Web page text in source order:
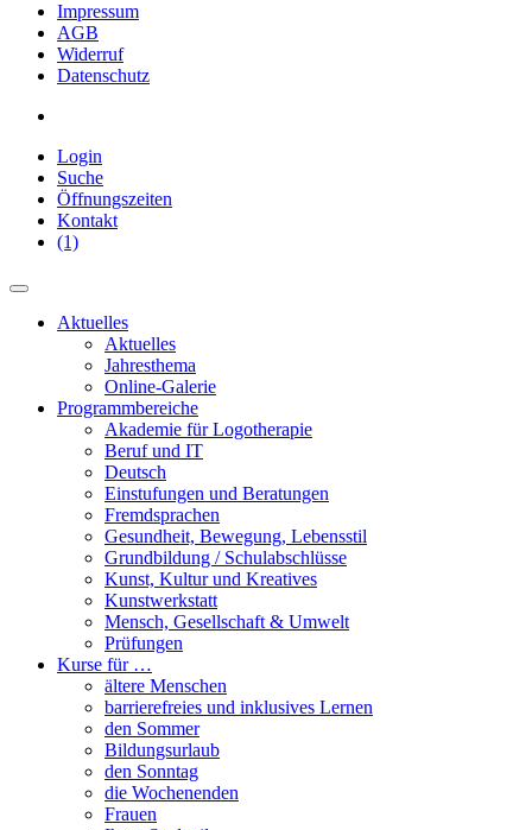
Impressum
AGB
Widerruf
Datenschutz
Login
Suche
Öffnungszeiten
Kontakt
(1)
Aktuelles
Aktuelles
Jahresthema
Online-Galerie
Programmbereiche
Akademie für Logotherapie
Beruf und IT
Deutsch
Einstufungen und Beratungen
Fremdsprachen
Gesundheit, Bewegung, Lebensstil
Grundbildung / Schulabschlüsse
Kunst, Kultur und Kreatives
Kunstwerkstatt
Mensch, Gesellschaft & Umwelt
Prüfungen
Kurse für …
ältere Menschen
barrierefreies und inklusives Lernen
den Sommer
Bildungsurlaub
den Sonntag
die Wochenenden
Frauen